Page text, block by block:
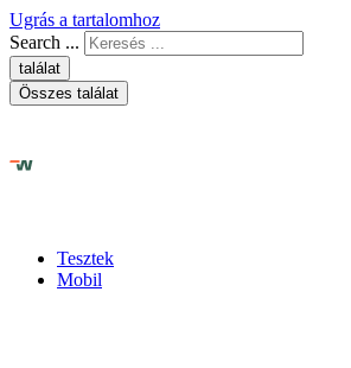
Ugrás a tartalomhoz
Search ...
találat
Összes találat
Tesztek
Mobil